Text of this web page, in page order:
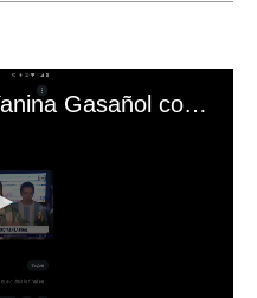
El mal momento de Yanina Gasañol con un hincha argentino en "Subrayado"